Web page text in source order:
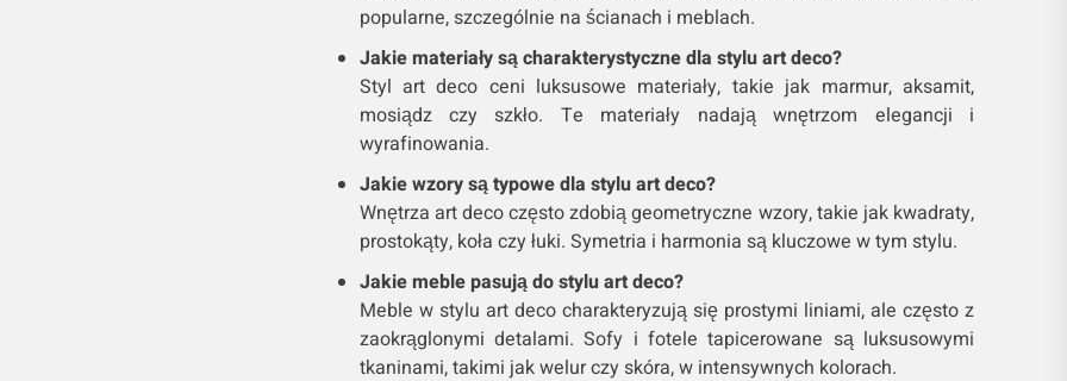
popularne, szczególnie na ścianach i meblach.
Jakie materiały są charakterystyczne dla stylu art deco?
Styl art deco ceni luksusowe materiały, takie jak marmur, aksamit,
mosiądz czy szkło. Te materiały nadają wnętrzom elegancji i
wyrafinowania.
Jakie wzory są typowe dla stylu art deco?
Wnętrza art deco często zdobią geometryczne wzory, takie jak kwadraty,
prostokąty, koła czy łuki. Symetria i harmonia są kluczowe w tym stylu.
Jakie meble pasują do stylu art deco?
Meble w stylu art deco charakteryzują się prostymi liniami, ale często z
zaokrąglonymi detalami. Sofy i fotele tapicerowane są luksusowymi
tkaninami, takimi jak welur czy skóra, w intensywnych kolorach.